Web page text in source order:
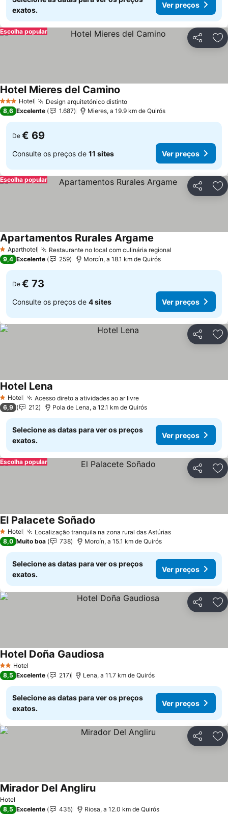
exatos.
Ver preços
Partilhar
Escolha popular
3 EstrelasHotel Design arquitetónico distintoVer preços
Hotel Mieres del Camino
8,6 Excelente 1.687 Mieres, a 19.9 km de Quirós
De € 69
Consulte os preços de 11 sites Ver preços
Partilhar
Escolha popular
1 Estrelas
Aparthotel Restaurante no local com culinária regional
Apartamentos Rurales Argame
9,4 Excelente 259 Morcín, a 18.1 km de Quirós
De € 73
Consulte os preços de 4 sites Ver preços
Partilhar
1 Estrelas
Hotel Acesso direto a atividades ao ar livreVer preços
Hotel Lena
6,9 212 Pola de Lena, a 12.1 km de Quirós
Selecione as datas para ver os preços
exatos.
Ver preços
Partilhar
Escolha popular
1 Estrelas
Hotel Localização tranquila na zona rural das AstúriasVer preços
El Palacete Soñado
8,0 Muito boa 738 Morcín, a 15.1 km de Quirós
Selecione as datas para ver os preços
exatos.
Ver preços
Partilhar
2 Estrelas
Hotel
Hotel Doña Gaudiosa
8,5 Excelente 217 Lena, a 11.7 km de Quirós
Selecione as datas para ver os preços
exatos.
Ver preços
Partilhar
Hotel
Mirador Del AngliruVer preços
8,5 Excelente 435 Riosa, a 12.0 km de Quirós